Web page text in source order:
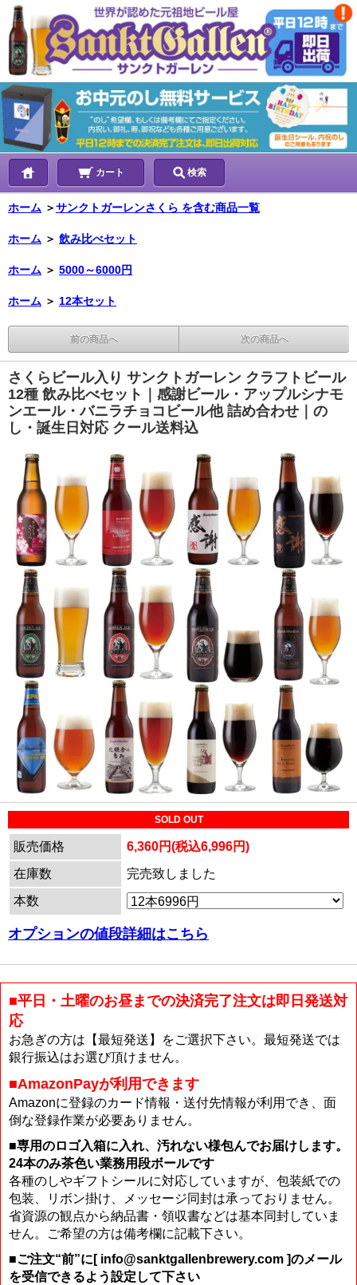
カート 検索
ホーム ＞サンクトガーレンさくら を含む商品一覧
ホーム ＞ 飲み比べセット
ホーム ＞ 5000～6000円
ホーム ＞ 12本セット
前の商品へ 次の商品へ
さくらビール入り サンクトガーレン クラフトビール
12種 飲み比べセット｜感謝ビール・アップルシナモ
ンエール・バニラチョコビール他 詰め合わせ｜の
し・誕生日対応 クール送料込
SOLD OUT
販売価格
6,360円(税込6,996円)
在庫数
完売致しました
本数
オプションの値段詳細はこちら
■平日・土曜のお昼までの決済完了注文は即日発送対
応
お急ぎの方は【最短発送】をご選択下さい。最短発送では
銀行振込はお選び頂けません。
■AmazonPayが利用できます
Amazonに登録のカード情報・送付先情報が利用でき、面
倒な登録作業が必要ありません。
■専用のロゴ入箱に入れ、汚れない様包んでお届けします。
24本のみ茶色い業務用段ボールです
各種のしやギフトシールに対応していますが、包装紙での
包装、リボン掛け、メッセージ同封は承っておりません。
省資源の観点から納品書・領収書などは基本同封していま
せん。ご希望の方は備考欄に記載下さい。
■ご注文“前”に[ info@sanktgallenbrewery.com ]のメール
を受信できるよう設定して下さい